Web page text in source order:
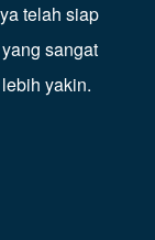
telah siap
sangat
yakin.